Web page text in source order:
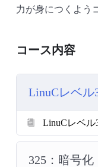
力が身につくよう
コース内容
LinuCレベル
LinuCレベル
325：暗号化